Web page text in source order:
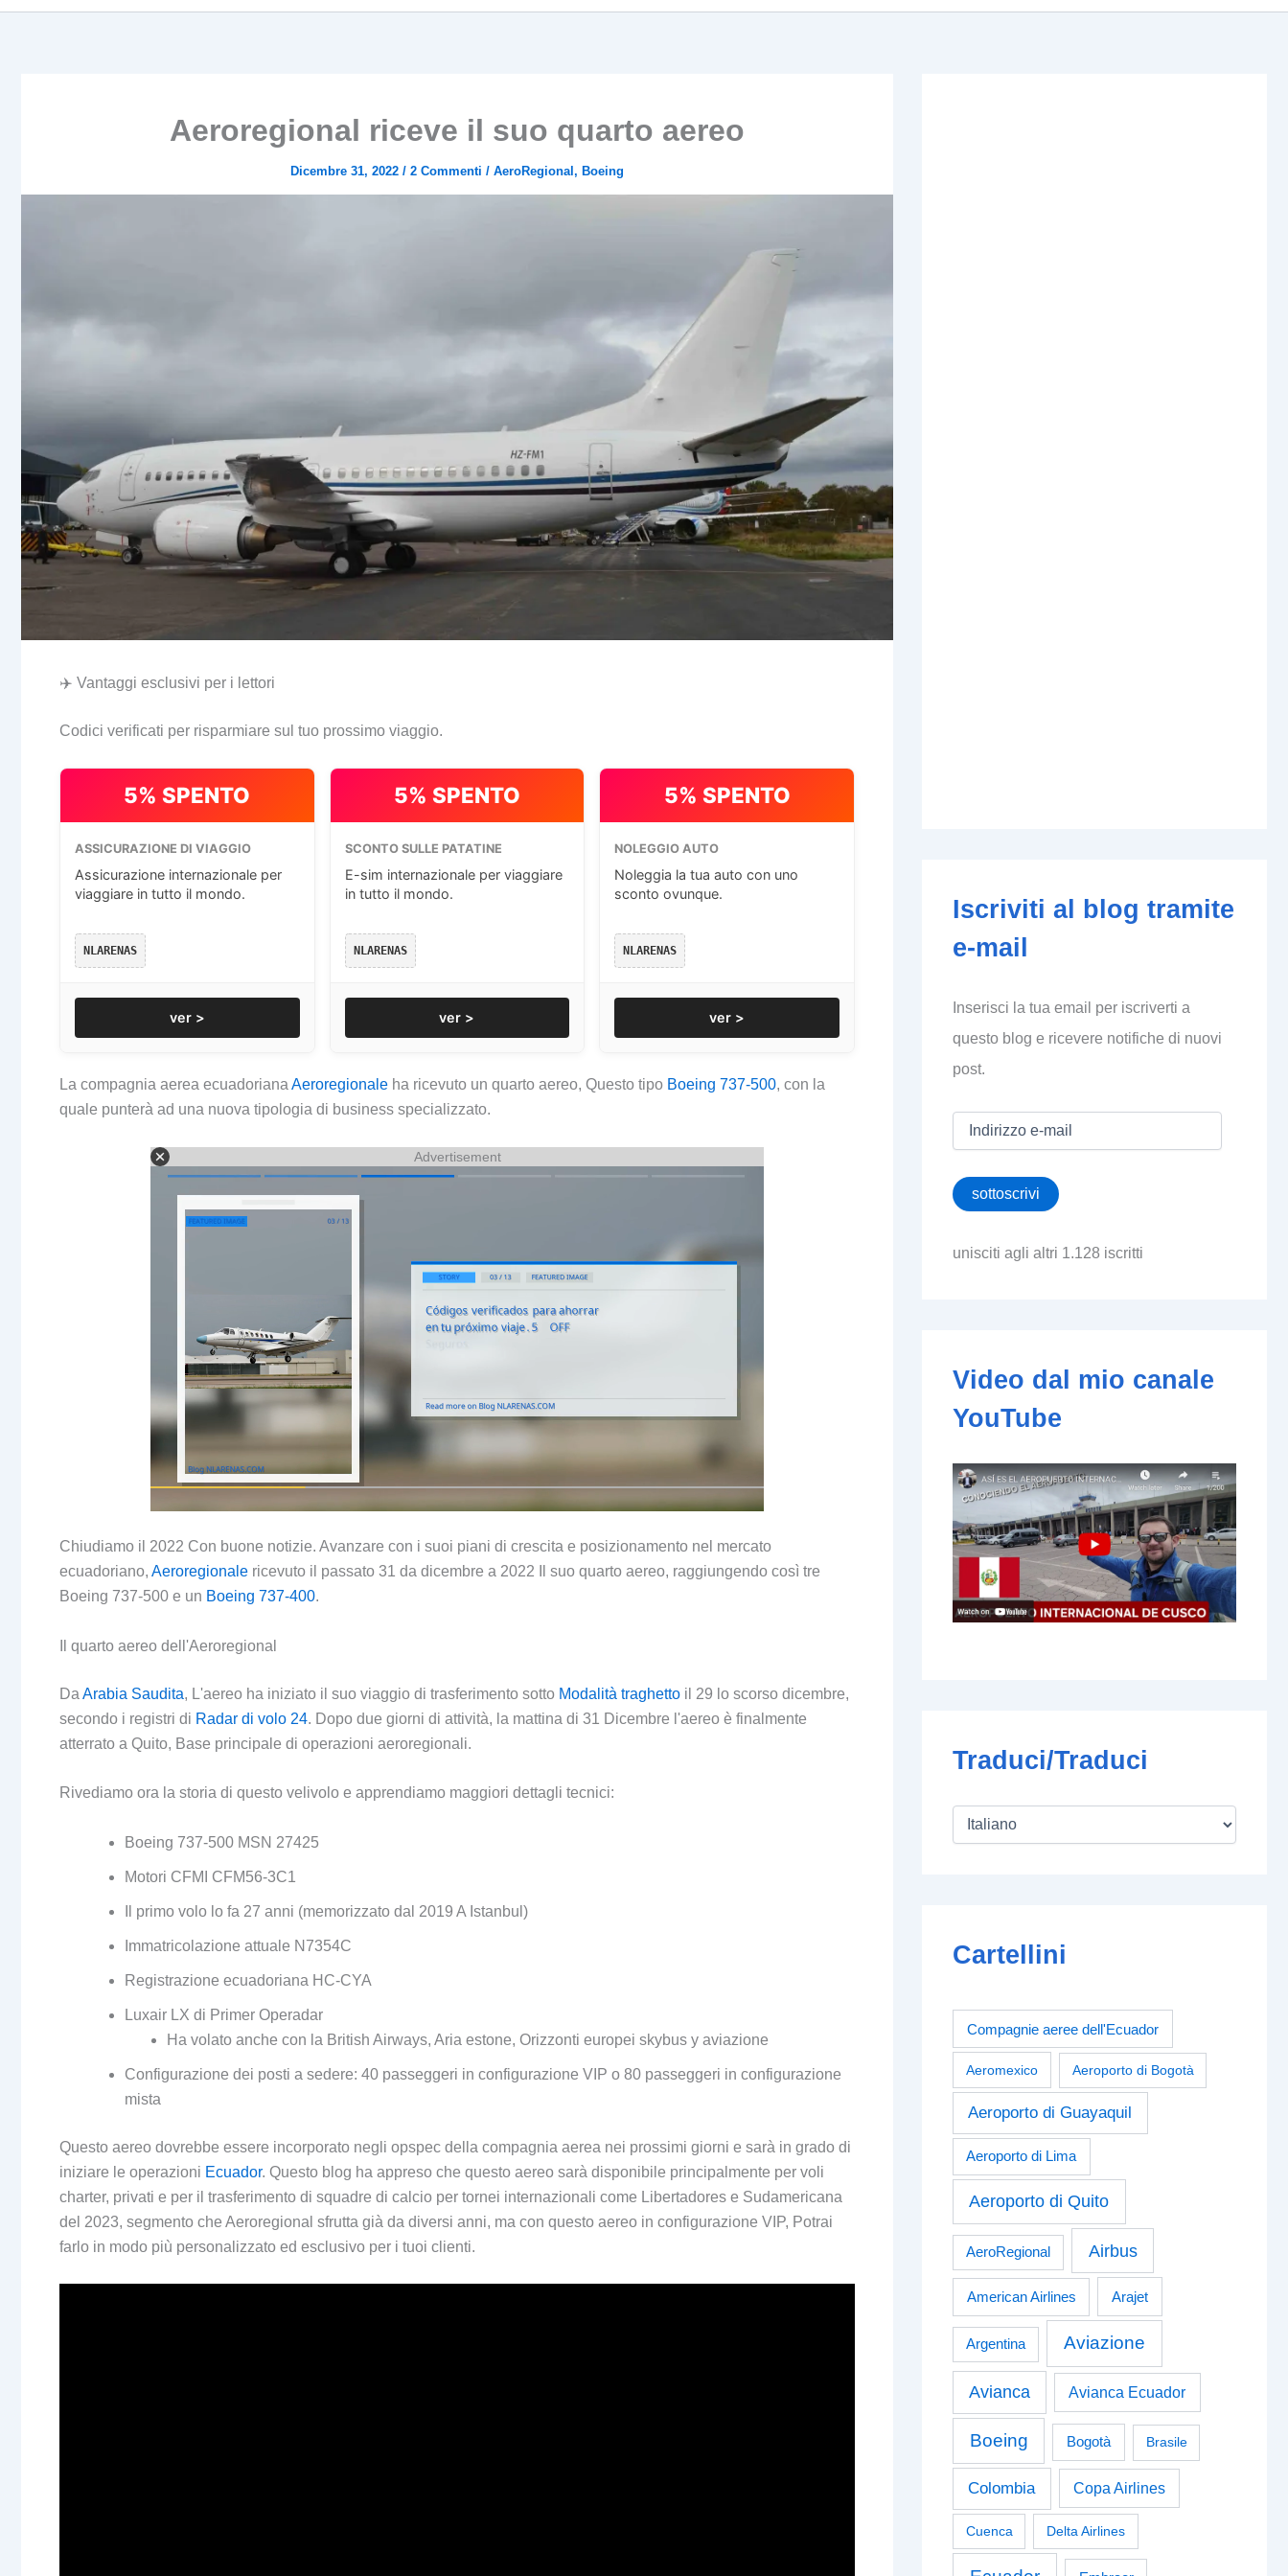
Aeroregional riceve il suo quarto aereo
Dicembre 31, 2022 / 2 Commenti / AeroRegional , Boeing
✈️ Vantaggi esclusivi per i lettori
Codici verificati per risparmiare sul tuo prossimo viaggio.
5% SPENTO
ASSICURAZIONE DI VIAGGIO
Assicurazione internazionale per
viaggiare in tutto il mondo.
NLARENAS
ver >
5% SPENTO
SCONTO SULLE PATATINE
E-sim internazionale per viaggiare
in tutto il mondo.
NLARENAS
ver >
5% SPENTO
NOLEGGIO AUTO
Noleggia la tua auto con uno
sconto ovunque.
NLARENAS
ver >
La compagnia aerea ecuadoriana Aeroregionale ha ricevuto un quarto aereo, Questo tipo Boeing 737-500, con la
quale punterà ad una nuova tipologia di business specializzato.
Advertisement
Chiudiamo il 2022 Con buone notizie. Avanzare con i suoi piani di crescita e posizionamento nel mercato
ecuadoriano, Aeroregionale ricevuto il passato 31 da dicembre a 2022 Il suo quarto aereo, raggiungendo così tre
Boeing 737-500 e un Boeing 737-400.
Il quarto aereo dell'Aeroregional
Da Arabia Saudita, L'aereo ha iniziato il suo viaggio di trasferimento sotto Modalità traghetto il 29 lo scorso dicembre,
secondo i registri di Radar di volo 24. Dopo due giorni di attività, la mattina di 31 Dicembre l'aereo è finalmente
atterrato a Quito, Base principale di operazioni aeroregionali.
Rivediamo ora la storia di questo velivolo e apprendiamo maggiori dettagli tecnici:
Boeing 737-500 MSN 27425
Motori CFMI CFM56-3C1
Il primo volo lo fa 27 anni (memorizzato dal 2019 A Istanbul)
Immatricolazione attuale N7354C
Registrazione ecuadoriana HC-CYA
Luxair LX di Primer Operadar
Ha volato anche con la British Airways, Aria estone, Orizzonti europei skybus y aviazione
Configurazione dei posti a sedere: 40 passeggeri in configurazione VIP o 80 passeggeri in configurazione
mista
Questo aereo dovrebbe essere incorporato negli opspec della compagnia aerea nei prossimi giorni e sarà in grado di
iniziare le operazioni Ecuador. Questo blog ha appreso che questo aereo sarà disponibile principalmente per voli
charter, privati ​​e per il trasferimento di squadre di calcio per tornei internazionali come Libertadores e Sudamericana
del 2023, segmento che Aeroregional sfrutta già da diversi anni, ma con questo aereo in configurazione VIP, Potrai
farlo in modo più personalizzato ed esclusivo per i tuoi clienti.
Iscriviti al blog tramite
e-mail
Inserisci la tua email per iscriverti a
questo blog e ricevere notifiche di nuovi
post.
r
z
i
sottoscrivi
unisciti agli altri 1.128 iscritti
Video dal mio canale
YouTube
Traduci/Traduci
Cartellini
Compagnie aeree dell'Ecuador
Aeromexico Aeroporto di Bogotà
Aeroporto di Guayaquil
Aeroporto di Lima
Aeroporto di Quito
AeroRegional Airbus
American Airlines Arajet
Argentina Aviazione
Avianca Avianca Ecuador
Boeing Bogotà Brasile
Colombia Copa Airlines
Cuenca Delta Airlines